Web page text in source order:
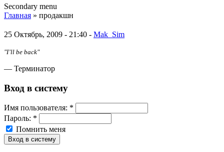
Secondary menu
Главная » продакшн
25 Октябрь, 2009 - 21:40 - Mak_Sim
"I’ll be back"
— Терминатор
Вход в систему
Имя пoльзовaтeля: *
Пароль: *
Помнить меня